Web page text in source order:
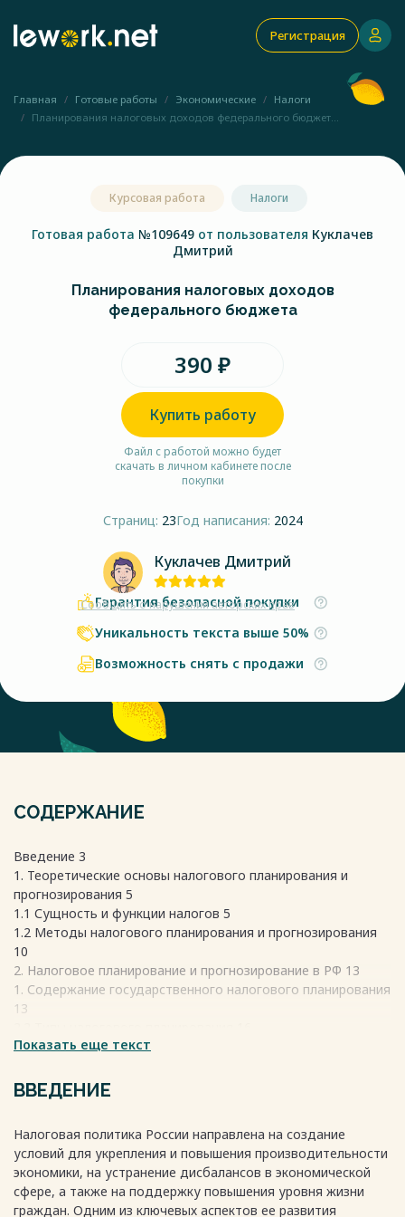
Регистрация
Главная Готовые работы Экономические
Налоги
Планирования налоговых доходов федерального бюджет...
Курсовая работа Налоги
Готовая работа №109649 от пользователя Куклачев
Дмитрий
Планирования налоговых доходов
федерального бюджета
390 ₽
Купить работу
Файл с работой можно будет
скачать в личном кабинете после
покупки
Страниц: 23Год написания: 2024
Куклачев Дмитрий
Сообщить о нарушении авторских прав
Гарантия безопасной покупки
Уникальность текста выше 50%
Возможность снять с продажи
СОДЕРЖАНИЕ
Введение 3
1. Теоретические основы налогового планирования и
прогнозирования 5
1.1 Сущность и функции налогов 5
1.2 Методы налогового планирования и прогнозирования
10
2. Налоговое планирование и прогнозирование в РФ 13
1. Содержание государственного налогового планирования
13
Заключение 21
Показать еще текст
ВВЕДЕНИЕ
Налоговая политика России направлена на создание
условий для укрепления и повышения производительности
экономики, на устранение дисбалансов в экономической
сфере, а также на поддержку повышения уровня жизни
граждан. Одним из ключевых аспектов ее развития